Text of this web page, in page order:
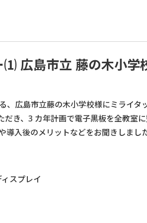
⑴ 広島市立 藤の木小学
、広島市立藤の木小学校様にミライタ
き、3 カ年計画で電子黒板を全教室
入後のメリットなどをお聞きしました
スプレイ